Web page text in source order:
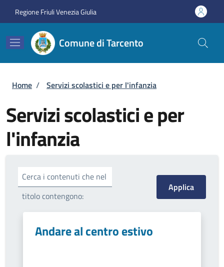
Regione Friuli Venezia Giulia
Comune di Tarcento
Briciole di pane
Home / Servizi scolastici e per l'infanzia
Servizi scolastici e per
l'infanzia
Cerca i contenuti che nel
titolo contengono:
Andare al centro estivo